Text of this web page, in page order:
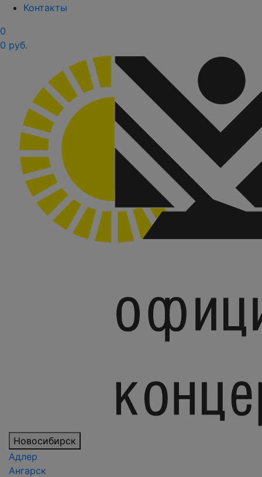
Контакты
0
0 руб.
Новосибирск
Адлер
Ангарск